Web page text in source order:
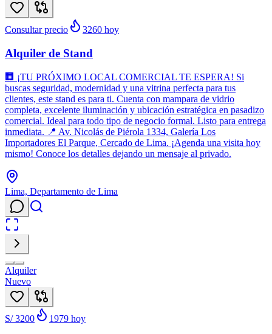
Consultar precio 3260 hoy
Alquiler de Stand
🏢 ¡TU PRÓXIMO LOCAL COMERCIAL TE ESPERA! Si
buscas seguridad, modernidad y una vitrina perfecta para tus
clientes, este stand es para ti. Cuenta con mampara de vidrio
completa, excelente iluminación y ubicación estratégica en pasadizo
comercial. Ideal para todo tipo de negocio formal. Listo para entrega
inmediata. 📍 Av. Nicolás de Piérola 1334, Galería Los
Importadores El Parque, Cercado de Lima. ¡Agenda una visita hoy
mismo! Conoce los detalles dejando un mensaje al privado.
Lima, Departamento de Lima
Alquiler
Nuevo
S/ 3200 1979 hoy